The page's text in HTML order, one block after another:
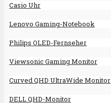
Casio Uhr
Lenovo Gaming-Notebook
Philips OLED-Fernseher
Viewsonic Gaming Monitor
Curved QHD UltraWide Monitor
DELL QHD-Monitor